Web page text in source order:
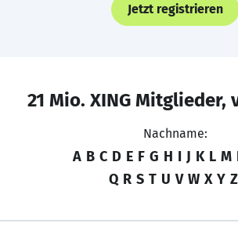
Jetzt registrieren
21 Mio. XING Mitglieder,
Nachname:
A B C D E F G H I J K L M
Q R S T U V W X Y Z